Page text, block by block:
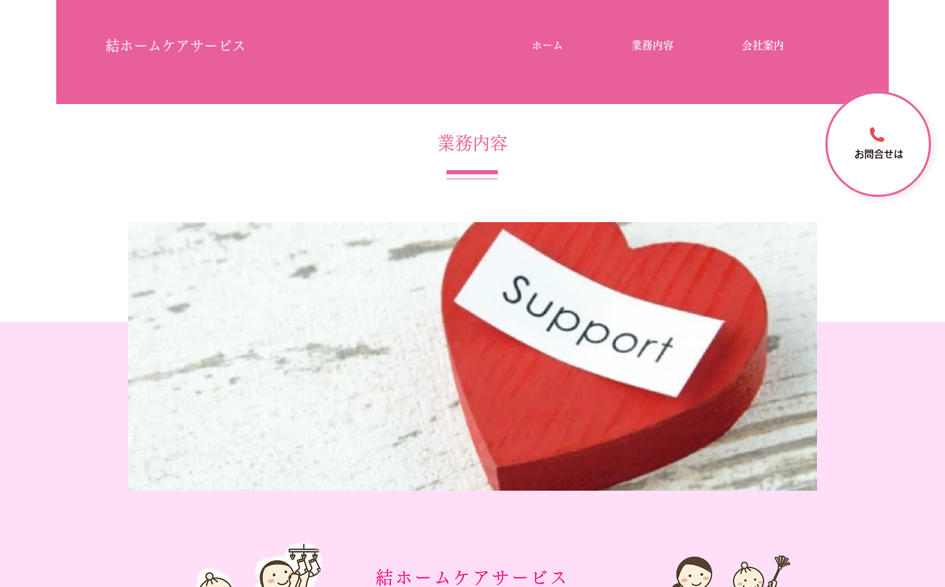
お問合せは
​結ホームケアサービス ホーム 業務内容 会社案内
​業務内容
結ホームケアサービス